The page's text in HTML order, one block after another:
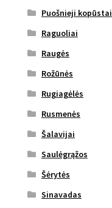
Puošnieji kopūstai
Raguoliai
Raugės
Rožūnės
Rugiagėlės
Rusmenės
Šalavijai
Saulėgrąžos
Šėrytės
Sinavadas